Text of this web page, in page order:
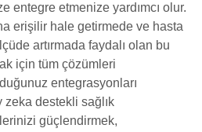
entegre etmenize yardımcı olur.
erişilir hale getirmede ve hasta
artırmada faydalı olan bu
için tüm çözümleri
entegrasyonları
destekli sağlık
güçlendirmek,